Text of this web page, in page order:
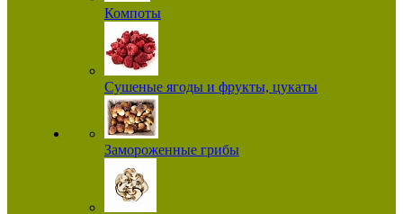
Компоты
Сушеные ягоды и фрукты, цукаты
Замороженные грибы